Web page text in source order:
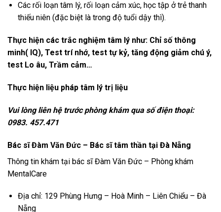
Các rối loạn tâm lý, rối loạn cảm xúc, học tập ở trẻ thanh
thiếu niên (đặc biệt là trong độ tuổi dậy thì).
Thực hiện các trắc nghiệm tâm lý như: Chỉ số thông
minh( IQ), Test trí nhớ, test tự kỷ, tăng động giảm chú ý,
test Lo âu, Trầm cảm…
Thực hiện liệu pháp tâm lý trị liệu
Vui lòng liên hệ trước phòng khám qua số điện thoại:
0983. 457.471
Bác sĩĐàm Văn Đức – Bác sĩ tâm thần tại Đà Nẵng
Thông tin khám tại bác sĩ Đàm Văn Đức – Phòng khám
MentalCare
Địa chỉ: 129 Phùng Hưng – Hoà Minh – Liên Chiểu – Đà
Nẵng